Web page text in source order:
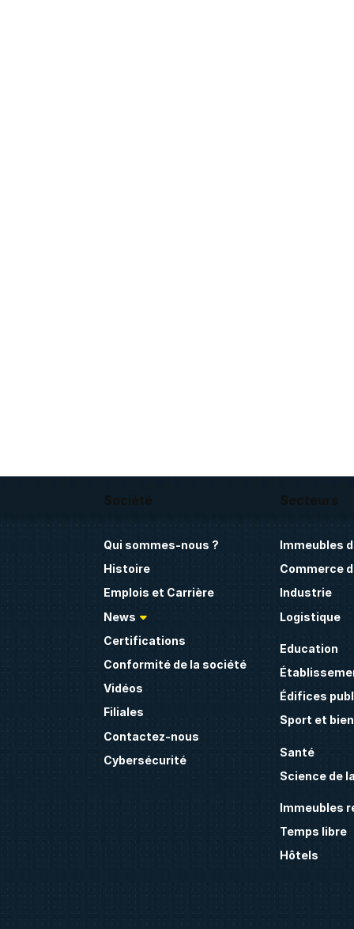
Société
Qui sommes-nous ?
Histoire
Emplois et Carrière
News
Certifications
Conformité de la société
Vidéos
Filiales
Contactez-nous
Cybersécurité
Secteurs
Immeubles
Commerce
Industrie
Logistique
Education
Édifices
Sport et
Santé
Science de
Immeubles
Temps libre
Hôtels